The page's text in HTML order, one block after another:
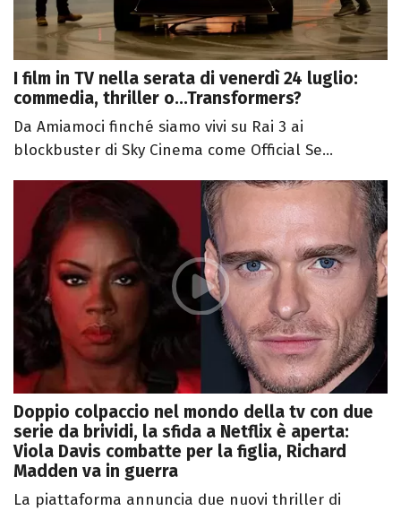
I film in TV nella serata di venerdì 24 luglio:
commedia, thriller o...Transformers?
Da Amiamoci finché siamo vivi su Rai 3 ai
blockbuster di Sky Cinema come Official Se...
Doppio colpaccio nel mondo della tv con due
serie da brividi, la sfida a Netflix è aperta:
Viola Davis combatte per la figlia, Richard
Madden va in guerra
La piattaforma annuncia due nuovi thriller di